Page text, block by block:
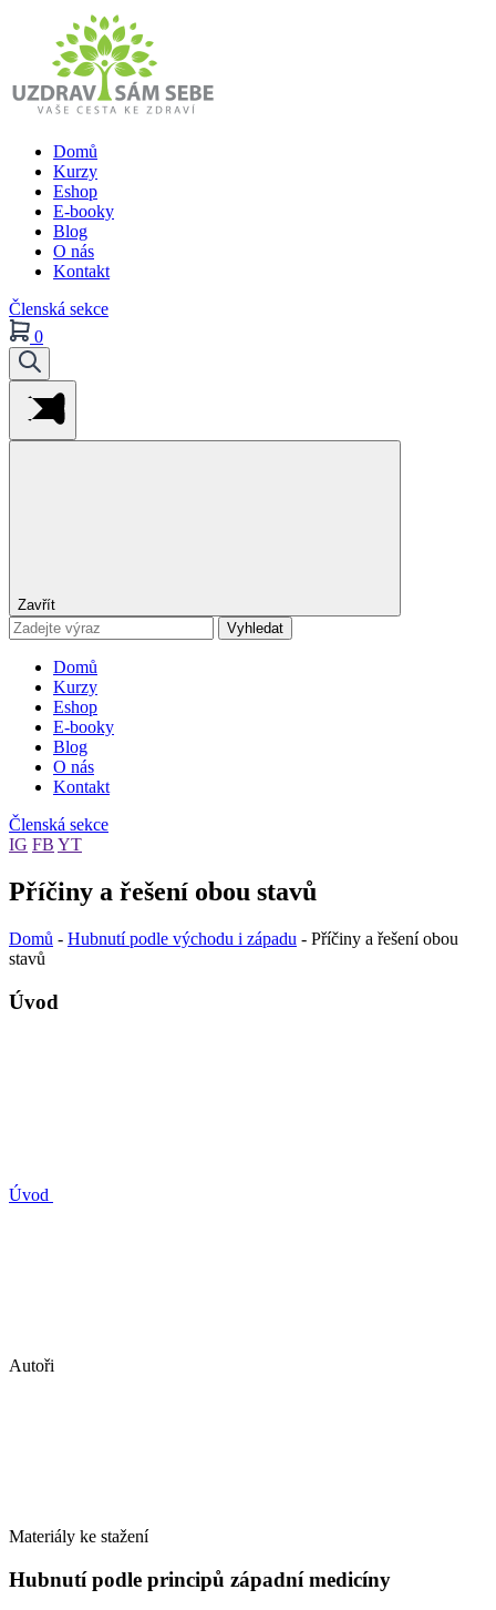
Domů
Kurzy
Eshop
E-booky
Blog
O nás
Kontakt
Členská sekce
0
Zavřít
Vyhledat
Domů
Kurzy
Eshop
E-booky
Blog
O nás
Kontakt
Členská sekce
IG FB YT
Příčiny a řešení obou stavů
Domů - Hubnutí podle východu i západu - Příčiny a řešení obou
stavů
Úvod
Úvod
Autoři
Materiály ke stažení
Hubnutí podle principů západní medicíny